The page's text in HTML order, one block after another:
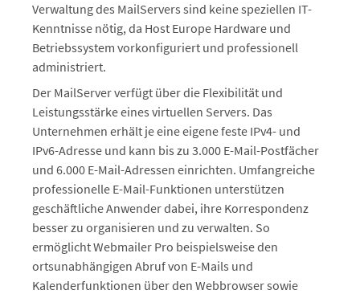
Verwaltung des MailServers sind keine speziellen IT-
Kenntnisse nötig, da Host Europe Hardware und
Betriebssystem vorkonfiguriert und professionell
administriert.
Der MailServer verfügt über die Flexibilität und
Leistungsstärke eines virtuellen Servers. Das
Unternehmen erhält je eine eigene feste IPv4- und
IPv6-Adresse und kann bis zu 3.000 E-Mail-Postfächer
und 6.000 E-Mail-Adressen einrichten. Umfangreiche
professionelle E-Mail-Funktionen unterstützen
geschäftliche Anwender dabei, ihre Korrespondenz
besser zu organisieren und zu verwalten. So
ermöglicht Webmailer Pro beispielsweise den
ortsunabhängigen Abruf von E-Mails und
Kalenderfunktionen über den Webbrowser sowie